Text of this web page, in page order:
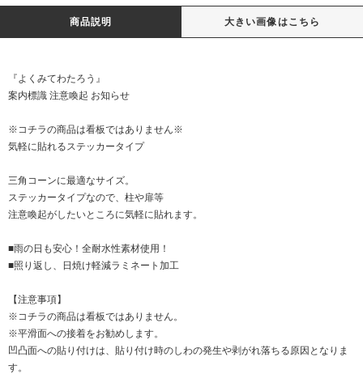
商品説明 大きい画像はこちら
『よくみてわたろう』
案内標識 注意喚起 お知らせ
※コチラの商品は看板ではありません※
気軽に貼れるステッカータイプ
三角コーンに最適なサイズ。
ステッカータイプなので、柱や扉等
注意喚起がしたいところに気軽に貼れます。
■雨の日も安心！全耐水性素材使用！
■照り返し、日焼け軽減ラミネート加工
【注意事項】
※コチラの商品は看板ではありません。
※平滑面への接着をお勧めします。
凹凸面への貼り付けは、貼り付け時のしわの発生や剥がれ落ちる原因となりま
す。